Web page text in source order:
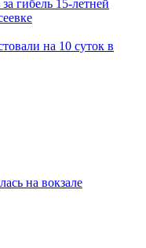
гибель 15-летней
на 10 суток в
на вокзале